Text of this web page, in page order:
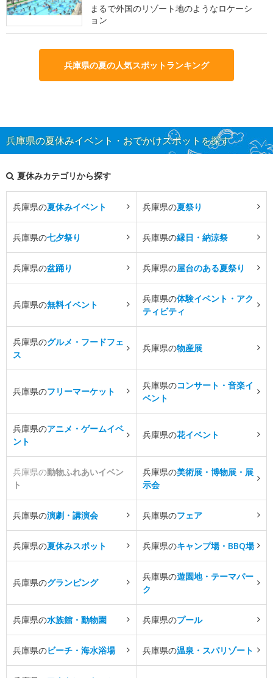
まるで外国のリゾート地のようなロケーシ
ョン
兵庫県の夏の人気スポットランキング
兵庫県の夏休みイベント・おでかけスポットを探す
夏休みカテゴリから探す
兵庫県の夏休みイベント 兵庫県の夏祭り
兵庫県の七夕祭り 兵庫県の縁日・納涼祭
兵庫県の盆踊り 兵庫県の屋台のある夏祭り
兵庫県の無料イベント
兵庫県の体験イベント・アク
ティビティ
兵庫県のグルメ・フードフェ
ス
兵庫県の物産展
兵庫県のフリーマーケット
兵庫県のコンサート・音楽イ
ベント
兵庫県のアニメ・ゲームイベ
ント
兵庫県の花イベント
兵庫県の動物ふれあいイベン
ト
兵庫県の美術展・博物展・展
示会
兵庫県の演劇・講演会 兵庫県のフェア
兵庫県の夏休みスポット 兵庫県のキャンプ場・BBQ場
兵庫県のグランピング
兵庫県の遊園地・テーマパー
ク
兵庫県の水族館・動物園 兵庫県のプール
兵庫県のビーチ・海水浴場 兵庫県の温泉・スパリゾート